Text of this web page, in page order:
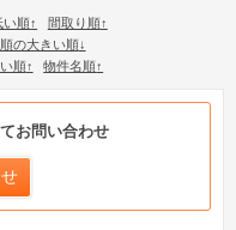
い順
間取り順
の大きい順
順 物件名順
お問い合わせ